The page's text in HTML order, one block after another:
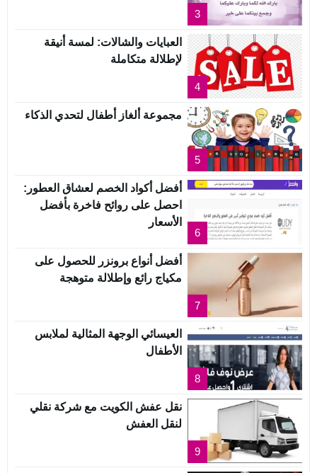
3
4
العبايات والشالات: لمسة أنيقة
لإطلالة متكاملة
5
مجموعة ألغاز أطفال لتحدي الذكاء
6
أفضل أكواد الخصم لعشاق العطور:
احصل على روائح فاخرة بأفضل
الأسعار
7
أفضل أنواع برونزر للحصول على
مكياج رائع وإطلالة متوهجة
8
العيسائي الوجهة المثالية لملابس
الأطفال
9
نقل عفش الكويت مع شركة نقلي
لنقل العفش